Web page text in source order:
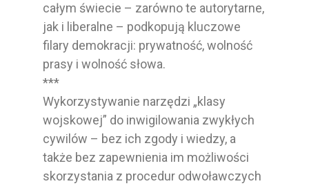
całym świecie – zarówno te autorytarne,
jak i liberalne – podkopują kluczowe
filary demokracji: prywatność, wolność
prasy i wolność słowa.
***
Wykorzystywanie narzędzi „klasy
wojskowej” do inwigilowania zwykłych
cywilów – bez ich zgody i wiedzy, a
także bez zapewnienia im możliwości
skorzystania z procedur odwoławczych